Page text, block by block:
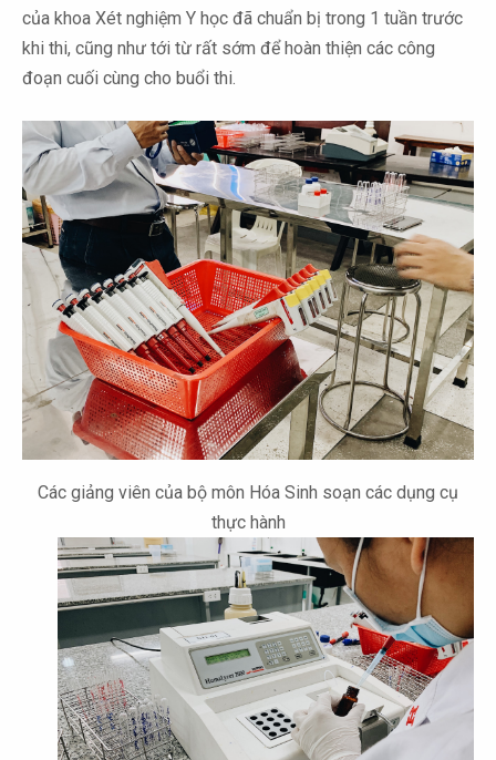
của khoa Xét nghiệm Y học đã chuẩn bị trong 1 tuần trước
khi thi, cũng như tới từ rất sớm để hoàn thiện các công
đoạn cuối cùng cho buổi thi.
Các giảng viên của bộ môn Hóa Sinh soạn các dụng cụ
thực hành